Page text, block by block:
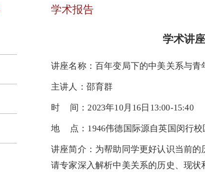
学术报告
学术讲
讲座名称：百年变局下的中美关系与青
主讲人：邵育群
时 间：2023年10月16日13:00-15:40
地 点：1946伟德国际源自英国闵行校
讲座简介：为帮助同学更好认识当前
请专家深入解析中美关系的历史、现